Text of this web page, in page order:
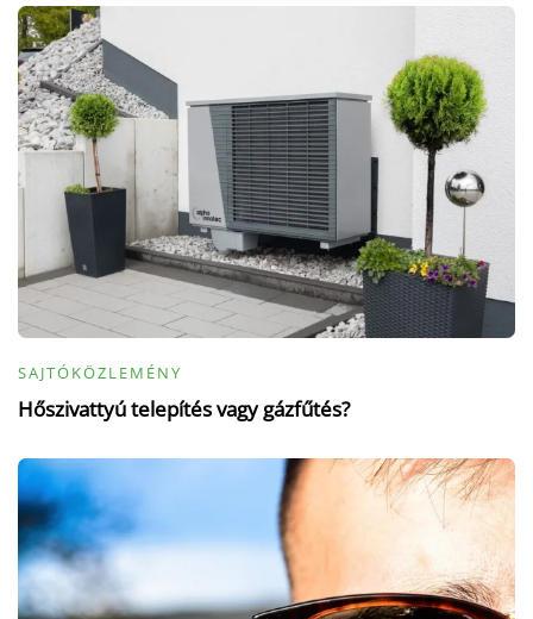
SAJTÓKÖZLEMÉNY
Hőszivattyú telepítés vagy gázfűtés?